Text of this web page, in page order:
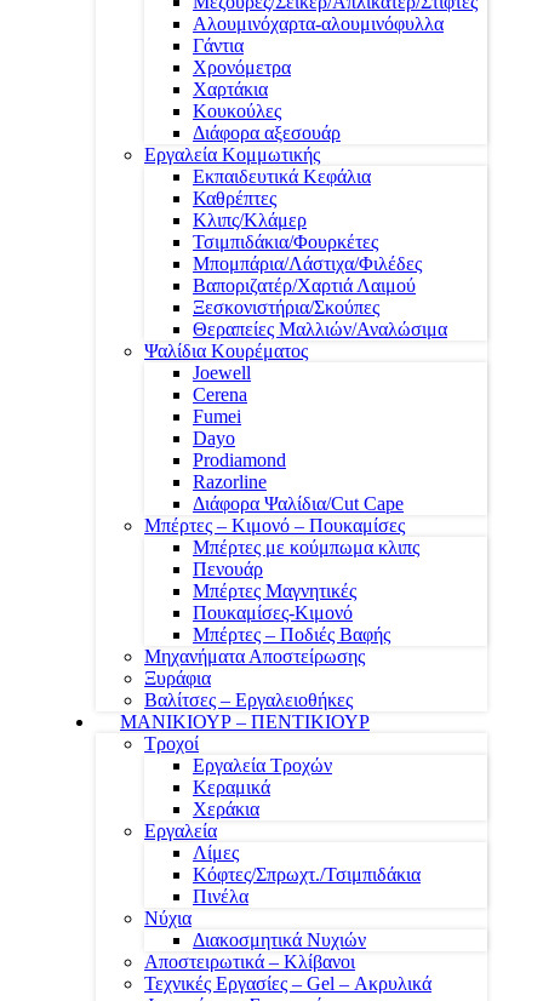
Αλουμινόχαρτα-αλουμινόφυλλα
Γάντια
Χρονόμετρα
Χαρτάκια
Κουκούλες
Διάφορα αξεσουάρ
Εργαλεία Κομμωτικής
Εκπαιδευτικά Κεφάλια
Καθρέπτες
Κλιπς/Κλάμερ
Τσιμπιδάκια/Φουρκέτες
Μπομπάρια/Λάστιχα/Φιλέδες
Βαποριζατέρ/Χαρτιά Λαιμού
Ξεσκονιστήρια/Σκούπες
Θεραπείες Μαλλιών/Αναλώσιμα
Ψαλίδια Κουρέματος
Joewell
Cerena
Fumei
Dayo
Prodiamond
Razorline
Διάφορα Ψαλίδια/Cut Cape
Μπέρτες – Κιμονό – Πουκαμίσες
Μπέρτες με κούμπωμα κλιπς
Πενουάρ
Μπέρτες Μαγνητικές
Πουκαμίσες-Κιμονό
Μπέρτες – Ποδιές Βαφής
Μηχανήματα Αποστείρωσης
Ξυράφια
Βαλίτσες – Εργαλειοθήκες
ΜΑΝΙΚΙΟΥΡ – ΠΕΝΤΙΚΙΟΥΡ
Τροχοί
Εργαλεία Τροχών
Κεραμικά
Χεράκια
Εργαλεία
Λίμες
Κόφτες/Σπρωχτ./Τσιμπιδάκια
Πινέλα
Νύχια
Διακοσμητικά Νυχιών
Αποστειρωτικά – Κλίβανοι
Τεχνικές Εργασίες – Gel – Ακρυλικά